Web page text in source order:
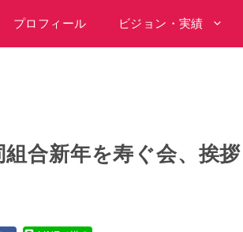
プロフィール ビジョン・実績
合新年を寿ぐ会、挨拶